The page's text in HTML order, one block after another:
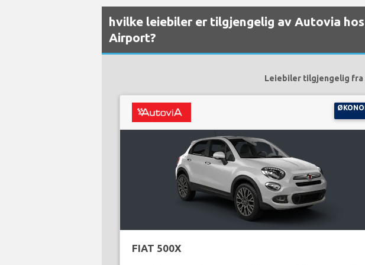
hvilke leiebiler er tilgjengelig av Autovia
Airport?
Leiebiler tilgjengelig fra
FIAT 500X